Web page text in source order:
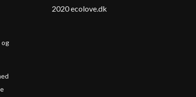
og
2020 ecolove.dk